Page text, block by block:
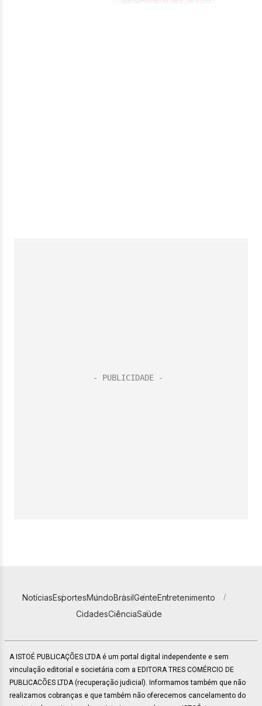
NotíciasEsportesMundoBrasilGenteEntretenimento
CidadesCiênciaSaúde
A ISTOÉ PUBLICAÇÕES LTDA é um portal digital independente e sem
vinculação editorial e societária com a EDITORA TRES COMÉRCIO DE
PUBLICACÕES LTDA (recuperação judicial). Informamos também que não
realizamos cobranças e que também não oferecemos cancelamento do